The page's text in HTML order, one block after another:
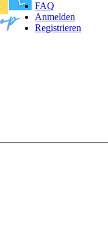
FAQ
Anmelden
Registrieren